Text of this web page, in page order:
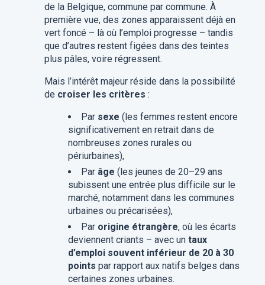
de la Belgique, commune par commune. À
première vue, des zones apparaissent déjà en
vert foncé – là où l’emploi progresse – tandis
que d’autres restent figées dans des teintes
plus pâles, voire régressent.
Mais l’intérêt majeur réside dans la possibilité
de croiser les critères :
Par sexe (les femmes restent encore
significativement en retrait dans de
nombreuses zones rurales ou
périurbaines),
Par âge (les jeunes de 20–29 ans
subissent une entrée plus difficile sur le
marché, notamment dans les communes
urbaines ou précarisées),
Par origine étrangère, où les écarts
deviennent criants – avec un taux
d’emploi souvent inférieur de 20 à 30
points par rapport aux natifs belges dans
certaines zones urbaines.